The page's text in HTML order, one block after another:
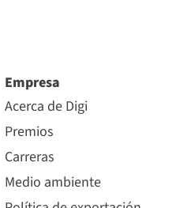
Empresa
Acerca de Digi
Premios
Carreras
Medio ambiente